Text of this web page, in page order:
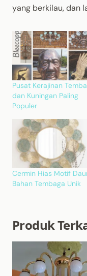
yang berkilau, dan
Pusat Kerajinan
dan Kuningan Paling
Populer
Cermin Hias Motif
Bahan Tembaga Unik
Produk